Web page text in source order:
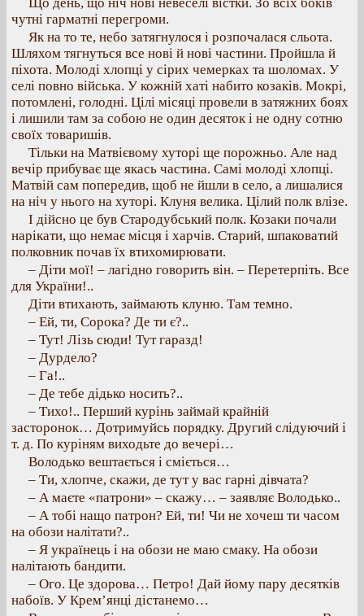
чутні гарматні перегроми.
Як на то те, небо затягнулося і розпочалася сльота.
Шляхом тягнуться все нові й нові частини. Пройшла й
піхота. Молоді хлопці у сірих чемерках та шоломах. У
селі повно війська. У кожній хаті набито козаків. Мокрі,
потомлені, голодні. Цілі місяці провели в затяжних боях
і лишили там за собою не один десяток і не одну сотню
своїх товаришів.
Тільки на Матвієвому хуторі ще порожньо. Але над
вечір прибуває ще якась частина. Самі молоді хлопці.
Матвій сам попередив, щоб не йшли в село, а лишалися
на ніч у нього на хуторі. Клуня велика. Цілий полк влізе.
І дійсно це був Стародубський полк. Козаки почали
нарікати, що немає місця і харчів. Старий, шпаковатий
полковник почав їх втихомирювати.
– Діти мої! – лагідно говорить він. – Перетерпіть. Все
для України!..
Діти втихають, займають клуню. Там темно.
– Ей, ти, Сорока? Де ти є?..
– Тут! Лізь сюди! Тут гаразд!
– Дурдело?
– Га!..
– Де тебе дідько носить?..
– Тихо!.. Перший курінь займай крайній
засторонок… Дотримуйсь порядку. Другий слідуючий і
т. д. По куріням виходьте до вечері…
Володько вештається і сміється…
– Ти, хлопче, скажи, де тут у вас гарні дівчата?
– А маєте «патрони» – скажу… – заявляє Володько..
– А тобі нащо патрон? Ей, ти! Чи не хочеш ти часом
на обози налітати?..
– Я українець і на обози не маю смаку. На обози
налітають бандити.
– Ого. Це здорова… Петро! Дай йому пару десятків
набоїв. У Крем’янці дістанемо…